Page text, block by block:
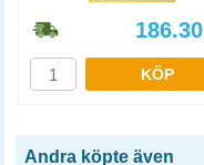
186.30
KÖP
Andra köpte även